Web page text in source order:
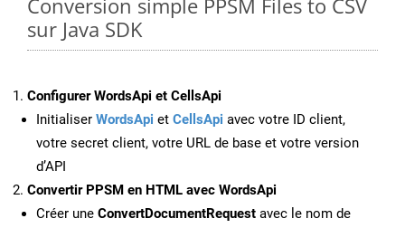
Conversion simple PPSM Files to CSV
sur Java SDK
Configurer WordsApi et CellsApi
Initialiser WordsApi et CellsApi avec votre ID client,
votre secret client, votre URL de base et votre version
d’API
Convertir PPSM en HTML avec WordsApi
Créer une ConvertDocumentRequest avec le nom de